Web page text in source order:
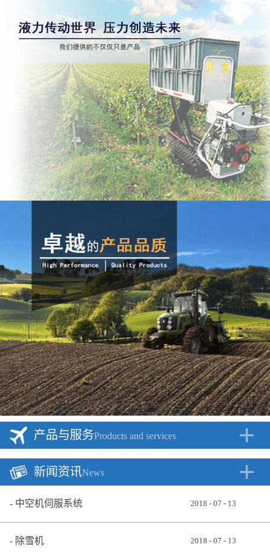
产品与服务Products and services
新闻资讯News
中空机伺服系统 2018 - 07 - 13
除雪机 2018 - 07 - 13